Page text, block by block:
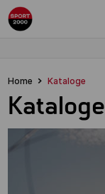
Home Kataloge
Kataloge